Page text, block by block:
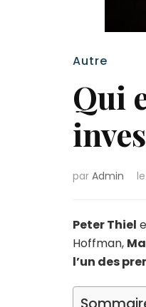
Autre
Qui
par Admin le
Peter Thiel
Hoffman,
l’un des